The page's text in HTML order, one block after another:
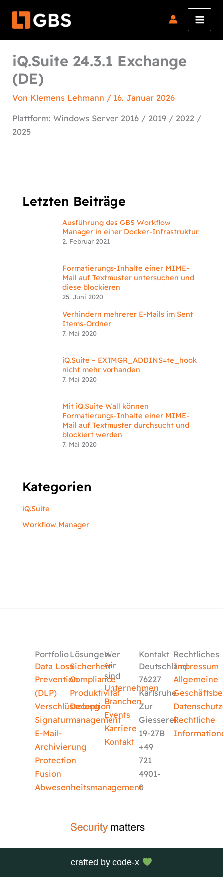
Inhalt
iQ.Suite 24.3.1 Exchange
(DE)
Von Klemens Lehmann / 16. Januar 2026
Plattform: Windows Server 2016 / 2019 / 2022 /
2025
Letzten Beiträge
Ausführung des GBS Workflow
Manager in einer Docker-Infrastruktur
2. Februar 2021
Formatierungs-Inhalte einer MIME-
Mail auf Textmuster untersuchen und
diese blockieren
25. Juni 2020
Verhindern mehrerer E-Mails im Sent
Items-Ordner
7. Mai 2020
iQ.Suite – EXTMGR_ADDINS=te_hook
nicht mehr vorhanden
7. Mai 2020
Mit iQ.Suite Wall können
Formatierungs-Inhalte einer MIME-
Mail auf Textmuster durchsucht und
blockiert werden
7. Mai 2020
Kategorien
iQ.Suite
Workflow Manager
Portfolio
Data Loss
Prevention
(DLP)
Verschlüsselung
Signaturmanagement
E-Mail-
Archivierung
Protection
Fusion
Abwesenheitsmanagement
Lösungen
Sicherheit
Compliance
Produktivität
Deception
Wer
wir
sind
Unternehmen
Branchen
Events
Karriere
Kontakt
Kontakt
Deutschland
76227
Karlsruhe
Zur
Giesserei
19-27B
+49
721
4901-
0
Rechtliches
Impressum
Allgemeine
Rechtliche
crafted bycode-x